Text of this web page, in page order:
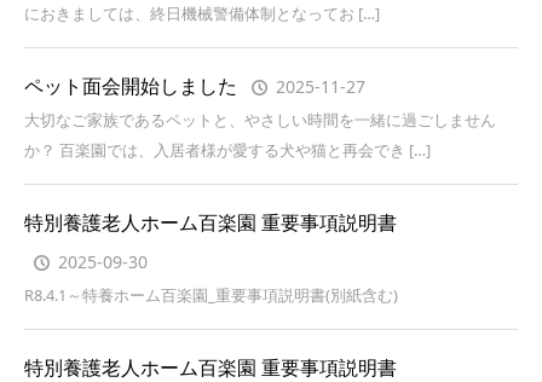
におきましては、終日機械警備体制となってお […]
ペット面会開始しました 2025-11-27
大切なご家族であるペットと、やさしい時間を一緒に過ごしません
か？ 百楽園では、入居者様が愛する犬や猫と再会でき […]
特別養護老人ホーム百楽園 重要事項説明書
2025-09-30
R8.4.1～特養ホーム百楽園_重要事項説明書(別紙含む)
特別養護老人ホーム百楽園 重要事項説明書